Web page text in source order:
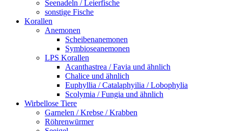
Seenadeln / Leierfische
sonstige Fische
Korallen
Anemonen
Scheibenanemonen
Symbioseanemonen
LPS Korallen
Acanthastrea / Favia und ähnlich
Chalice und ähnlich
Euphyllia / Catalaphyilia / Lobophylia
Scolymia / Fungia und ähnlich
Wirbellose Tiere
Garnelen / Krebse / Krabben
Röhrenwürmer